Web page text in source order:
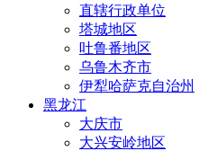
直辖行政单位
塔城地区
吐鲁番地区
乌鲁木齐市
伊犁哈萨克自治州
黑龙江
大庆市
大兴安岭地区